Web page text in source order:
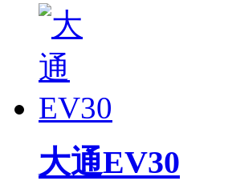
大通EV30